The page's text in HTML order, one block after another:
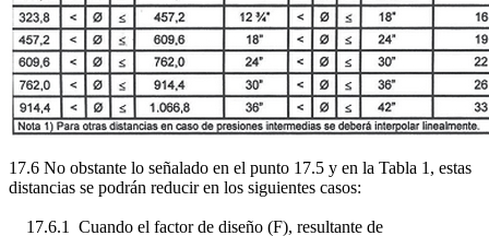
17.6 No obstante lo señalado en el punto 17.5 y en la Tabla 1, estas
distancias se podrán reducir en los siguientes casos:
17.6.1 Cuando el factor de diseño (F), resultante de